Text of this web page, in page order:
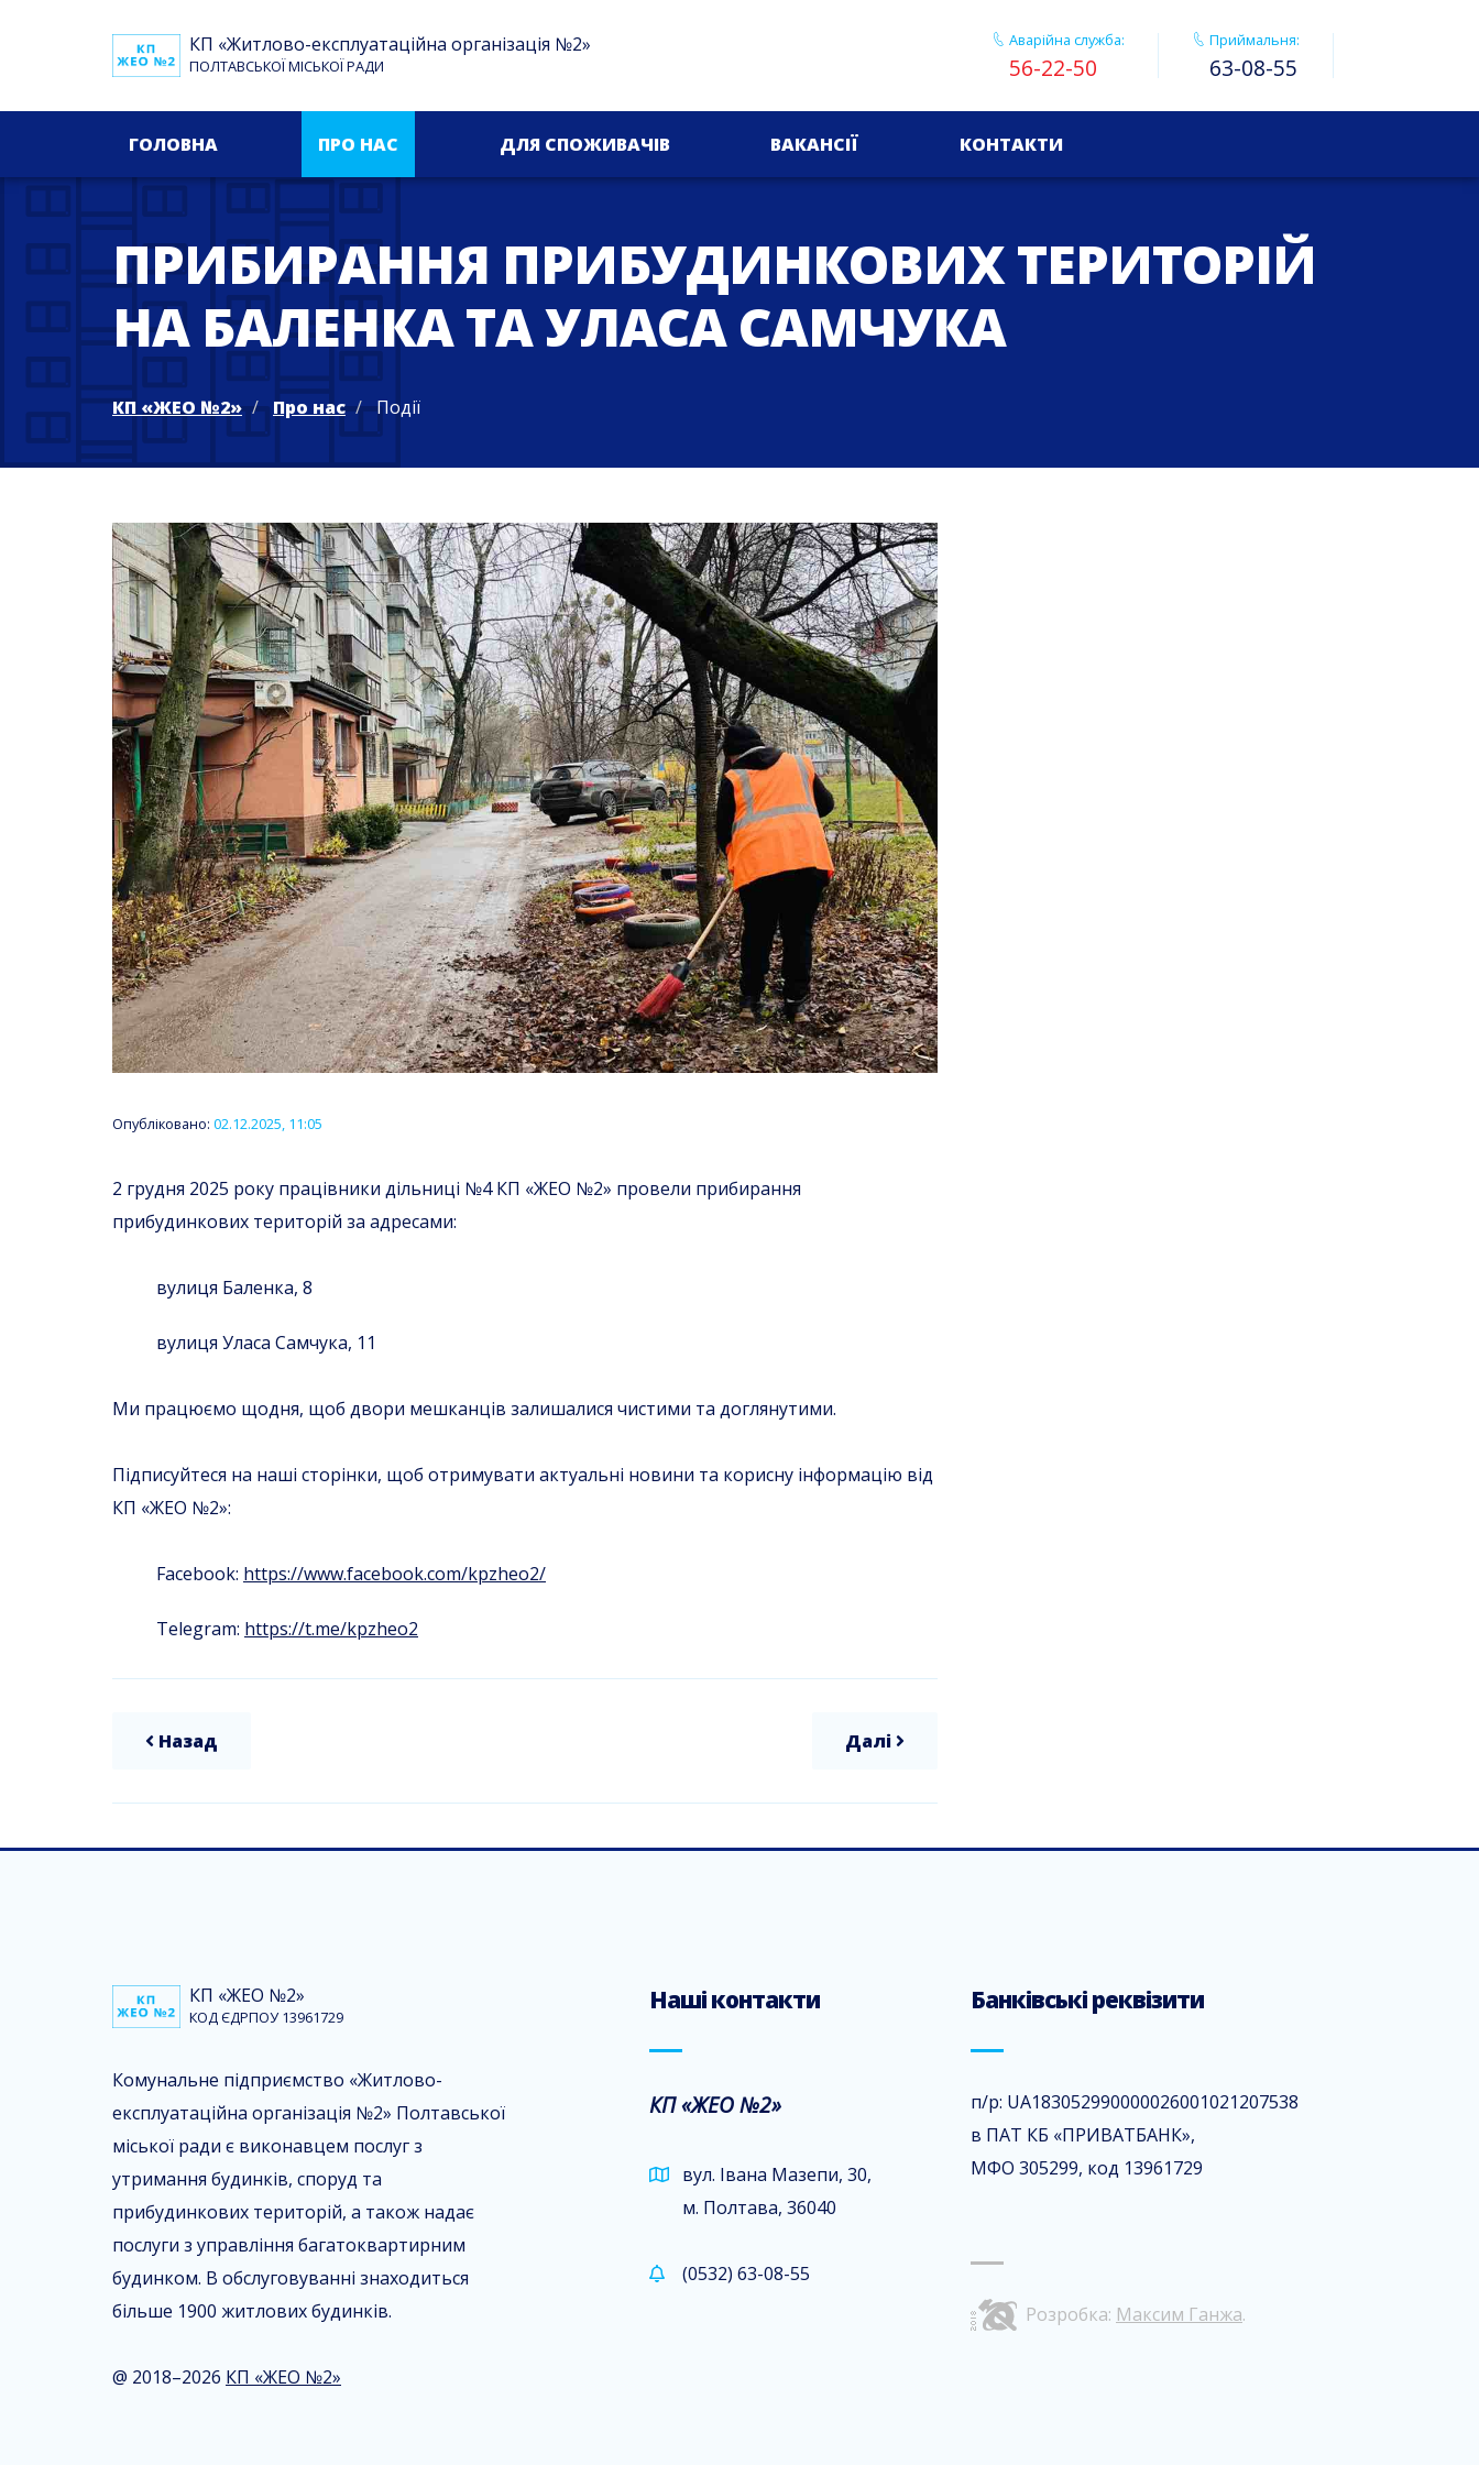
КП «Житлово-експлуатаційна організація №2»
ПОЛТАВСЬКОЇ МІСЬКОЇ РАДИ
Аварійна служба:
56-22-50
Приймальня:
63-08-55
ГОЛОВНА ПРО НАС ДЛЯ СПОЖИВАЧІВ ВАКАНСІЇ КОНТАКТИ
ПРИБИРАННЯ ПРИБУДИНКОВИХ ТЕРИТОРІЙ
НА БАЛЕНКА ТА УЛАСА САМЧУКА
КП «ЖЕО №2» Про нас Події
Опубліковано: 02.12.2025, 11:05
2 грудня 2025 року працівники дільниці №4 КП «ЖЕО №2» провели прибирання
прибудинкових територій за адресами:
вулиця Баленка, 8
вулиця Уласа Самчука, 11
Ми працюємо щодня, щоб двори мешканців залишалися чистими та доглянутими.
Підписуйтеся на наші сторінки, щоб отримувати актуальні новини та корисну інформацію від
КП «ЖЕО №2»:
Facebook: https://www.facebook.com/kpzheo2/
Telegram: https://t.me/kpzheo2
Назад Далі
КП «ЖЕО №2»
КОД ЄДРПОУ 13961729
Комунальне підприємство «Житлово-
експлуатаційна організація №2» Полтавської
міської ради є виконавцем послуг з
утримання будинків, споруд та
прибудинкових територій, а також надає
послуги з управління багатоквартирним
будинком. В обслуговуванні знаходиться
більше 1900 житлових будинків.
@ 2018–2026 КП «ЖЕО №2»
Наші контакти
КП «ЖЕО №2»
вул. Івана Мазепи, 30,
м. Полтава, 36040
(0532) 63-08-55
Банківські реквізити
п/р: UA183052990000026001021207538
в ПАТ КБ «ПРИВАТБАНК»,
МФО 305299, код 13961729
Розробка: Максим Ганжа.